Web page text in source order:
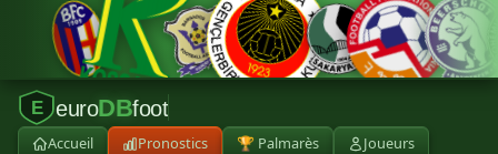
E euroDBfoot
Accueil Pronostics 🏆 Palmarès
Joueurs